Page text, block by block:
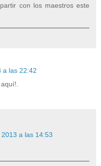
con los maestros este
a las 22:42
a las 14:53